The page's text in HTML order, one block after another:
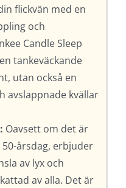
flickvän med en
och
Candle Sleep
tankeväckande
utan också en
avslappnade kvällar
: Oavsett om det är
årsdag, erbjuder
av lyx och
av alla. Det är